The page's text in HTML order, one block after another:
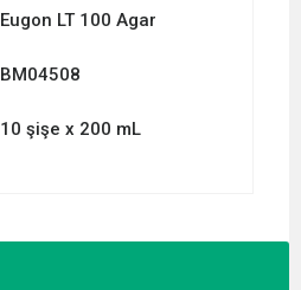
Eugon LT 100 Agar
BM04508
10 şişe x 200 mL